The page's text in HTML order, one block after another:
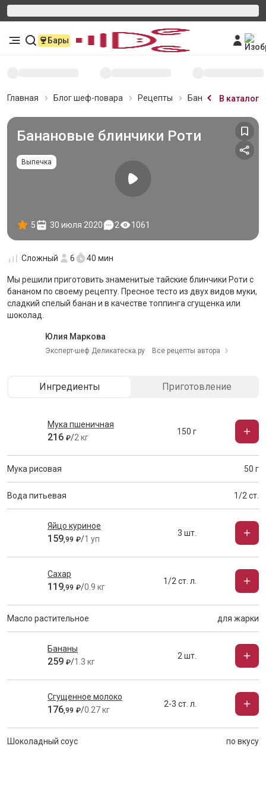
Бары
Главная Блог шеф-повара Рецепты БанановыеВ каталог
Банановые блинчики Роти
Выпечка
5 30 июля 2020 2 1061
Сложный 6 40 мин
Мы решили приготовить знаменитые тайские блинчики Роти с
бананом по своему рецепту. Пресное тесто из двух видов муки,
сладкий спелый банан и в качестве топпинга сгущенка или
шоколад.
Юлия Маркова
Эксперт-шеф Деликатеска.ру Все рецепты автора
Ингредиенты Приготовление
Мука пшеничная
216 ₽/2 кг
150 г
Мука рисовая 50 г
Вода питьевая 1/2 ст.
Яйцо куриное
159,99 ₽/1 уп
3 шт.
Сахар
119,99 ₽/0.9 кг
1/2 ст. л.
Масло растительное для жарки
Бананы
259 ₽/1.3 кг
2 шт.
Сгущенное молоко
176,99 ₽/0.27 кг
2-3 ст. л.
Шоколадный соус по вкусу